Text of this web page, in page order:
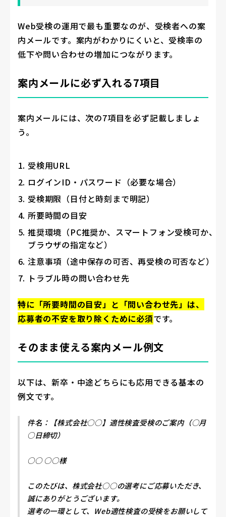
Web受検の運用で最も重要なのが、受検者への案
内メールです。案内がわかりにくいと、受検率の
低下や問い合わせの増加につながります。
案内メールに必ず入れる7項目
案内メールには、次の7項目を必ず記載しましょ
う。
受検用URL
ログインID・パスワード（必要な場合）
受検期限（日付と時刻まで明記）
所要時間の目安
推奨環境（PC推奨か、スマートフォン受検可か、
ブラウザの指定など）
注意事項（途中保存の可否、再受検の可否など）
トラブル時の問い合わせ先
特に「所要時間の目安」と「問い合わせ先」は、
応募者の不安を取り除くために必須です。
そのまま使える案内メール例文
以下は、新卒・中途どちらにも応用できる基本の
例文です。
件名：【株式会社○○】適性検査受検のご案内（○月
○日締切）
○○ ○○様
このたびは、株式会社○○の選考にご応募いただき、
誠にありがとうございます。
選考の一環として、Web適性検査の受検をお願いして